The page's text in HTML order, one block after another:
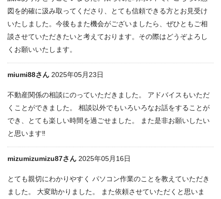
図を的確に汲み取ってくださり、とても信頼できる方とお見受け
いたしました。今後もまた機会がございましたら、ぜひともご相
談させていただきたいと考えております。その際はどうぞよろし
くお願いいたします。
miumi88さん 2025年05月23日
不動産関係の相談にのっていただきました。 アドバイスもいただ
くことができました。 相談以外でもいろいろなお話をすることが
でき、とても楽しい時間を過ごせました。 また是非お願いしたい
と思います‼︎
mizumizumizu87さん 2025年05月16日
とても親切にわかりやすく パソコン作業のことを教えていただき
ました。 大変助かりました。 また依頼させていただくと思いま